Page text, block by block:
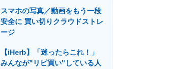
マーケ×ITの今がよく分かる
スマホの写真／動画をもう一段
安全に 買い切りクラウドストレ
ージ
【iHerb】「迷ったらこれ！」
みんなが"リピ買い"している人